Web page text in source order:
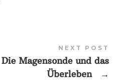
NEXT POST
Die Magensonde und das
Überleben
→